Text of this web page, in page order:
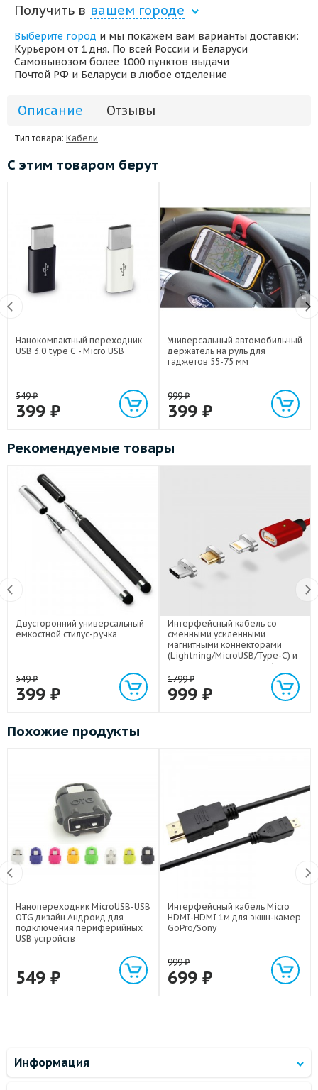
Получить в вашем городе
Выберите город и мы покажем вам варианты доставки:
Курьером от 1 дня. По всей России и Беларуси
Самовывозом более 1000 пунктов выдачи
Почтой РФ и Беларуси в любое отделение
Описание Отзывы
Тип товара: Кабели
С этим товаром берут
Нанокомпактный переходник
USB 3.0 type C - Micro USB
549₽
399 ₽
Универсальный автомобильный
держатель на руль для
гаджетов 55-75 мм
999₽
399 ₽
Рекомендуемые товары
Двусторонний универсальный
емкостной стилус-ручка
549₽
399 ₽
Интерфейсный кабель со
сменными усиленными
магнитными коннекторами
(Lightning/MicroUSB/Type-C) и
световым индикатором 1м
1799₽
999 ₽
Похожие продукты
Нанопереходник MicroUSB-USB
OTG дизайн Андроид для
подключения периферийных
USB устройств
549 ₽
Интерфейсный кабель Micro
HDMI-HDMI 1м для экшн-камер
GoPro/Sony
999₽
699 ₽
Информация